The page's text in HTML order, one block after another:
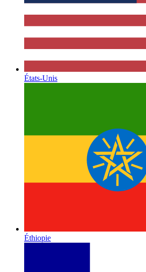
États-Unis
Éthiopie